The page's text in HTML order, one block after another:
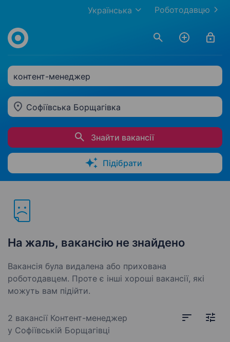
Роботодавцю
Українська
контент-менеджер
Софіївська Борщагівка
Знайти вакансії
Підібрати
На жаль, вакансію не знайдено
Вакансія була видалена або прихована
роботодавцем. Проте є інші хороші вакансії, які
можуть вам підійти.
2 вакансії Контент-менеджер
у Софіївській Борщагівці